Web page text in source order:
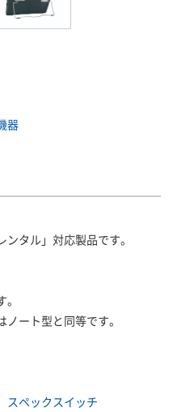
器
タル」対応製品です。
ート型と同等です。
スペックスイッチ